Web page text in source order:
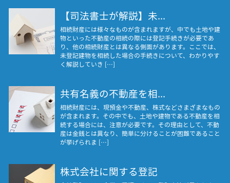
【司法書士が解説】未...
相続財産には様々なものが含まれますが、中でも土地や建
物といった不動産の相続の際には登記手続きが必要であ
り、他の相続財産とは異なる側面があります。ここでは、
未登記建物を相続した場合の手続きについて、わかりやす
く解説していき […]
共有名義の不動産を相...
相続財産には、現預金や不動産、株式などさまざまなもの
が含まれます。その中でも、土地や建物である不動産を相
続する場合には、注意が必要です。その理由として、不動
産は金銭とは異なり、簡単に分けることが困難であること
が挙げられま […]
株式会社に関する登記